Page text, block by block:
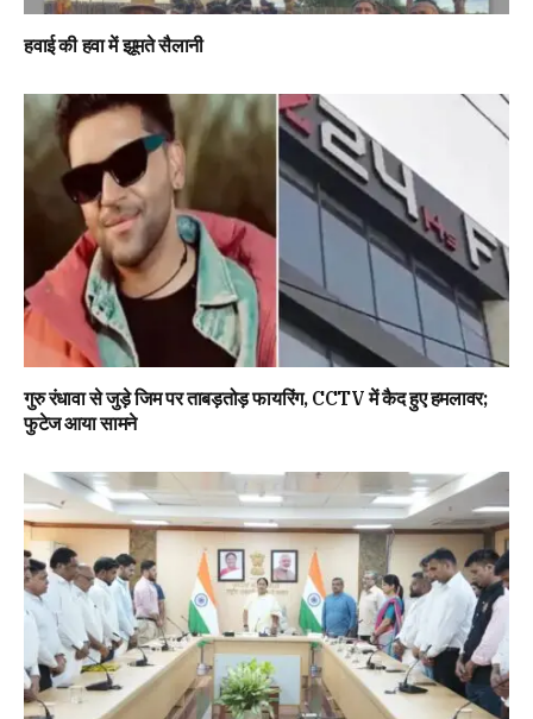
हवाई की हवा में झूमते सैलानी
गुरु रंधावा से जुड़े जिम पर ताबड़तोड़ फायरिंग, CCTV में कैद हुए हमलावर;
फुटेज आया सामने